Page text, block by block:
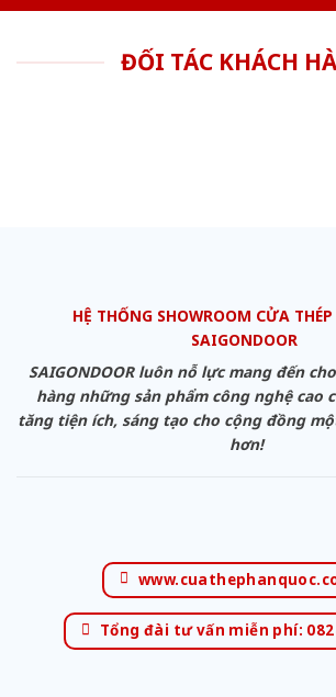
ĐỐI TÁC KHÁCH
HỆ THỐNG SHOWROOM CỬA
SAIGONDOOR
SAIGONDOOR luôn nỗ lực mang đến
hàng những sản phẩm công nghệ cao
tăng tiện ích, sáng tạo cho cộng đồng
hơn!
Tổng đài tư vấn miễn phí: